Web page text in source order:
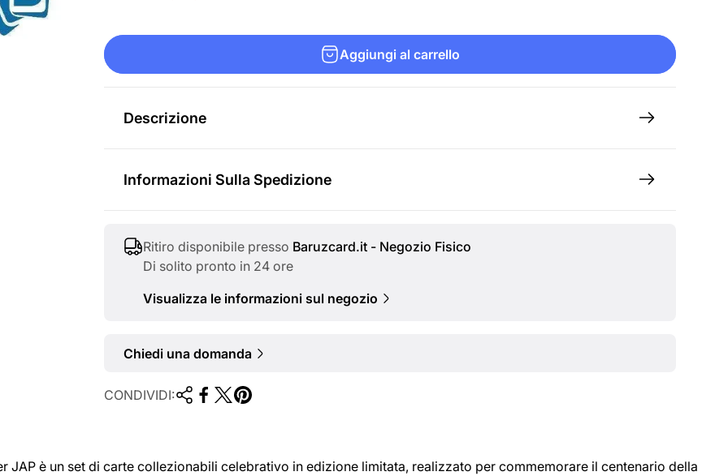
z
o
z
o
Aggiungi al carrello
Descrizione
Informazioni Sulla Spedizione
Ritiro disponibile presso Baruzcard.it - Negozio Fisico
Di solito pronto in 24 ore
Visualizza le informazioni sul negozio
Chiedi una domanda
CONDIVIDI:
JAP è un set di carte collezionabili celebrativo in edizione limitata, realizzato per commemorare il centenario della